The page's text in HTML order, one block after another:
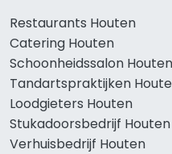
Restaurants Houten
Catering Houten
Schoonheidssalon Houten
Tandartspraktijken
Loodgieters Houten
Stukadoorsbedrijf Houten
Verhuisbedrijf Houten